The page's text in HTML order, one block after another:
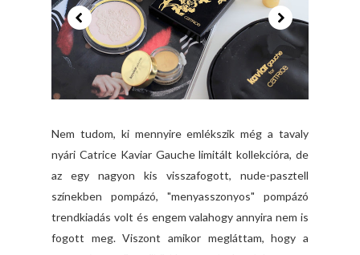
Nem tudom, ki mennyire emlékszik még a tavaly
nyári Catrice Kaviar Gauche limitált kollekcióra, de
az egy nagyon kis visszafogott, nude-pasztell
színekben pompázó, "menyasszonyos" pompázó
trendkiadás volt és engem valahogy annyira nem is
fogott meg. Viszont amikor megláttam, hogy a